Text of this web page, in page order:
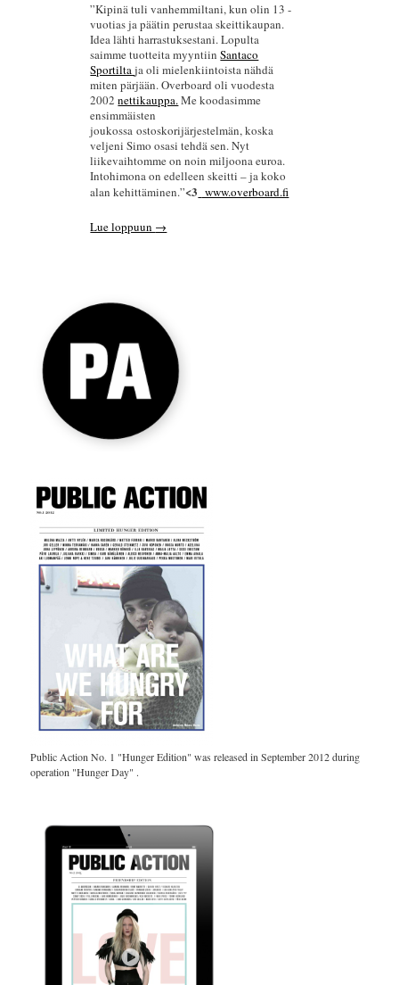
”Kipinä tuli vanhemmiltani, kun olin 13 -
vuotias ja päätin perustaa skeittikaupan.
Idea lähti harrastuksestani. Lopulta
saimme tuotteita myyntiinSantaco
Sportiltaja oli mielenkiintoista nähdä
miten pärjään. Overboard oli vuodesta
2002nettikauppa.Me koodasimme
ensimmäisten
joukossa ostoskorijärjestelmän, koska
veljeni Simo osasi tehdä sen. Nyt
liikevaihtomme on noin miljoona euroa.
Intohimona on edelleen skeitti – ja koko
alan kehittäminen.”<3 www.overboard.fi
Lue loppuun →
Public Action No. 1 "Hunger Edition" was released in September 2012 during
operation "Hunger Day" .